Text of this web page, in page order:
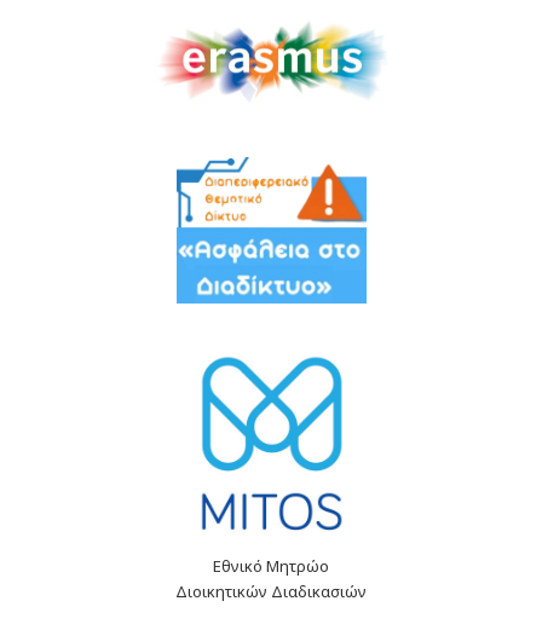
Εθνικό Μητρώο
Διοικητικών Διαδικασιών